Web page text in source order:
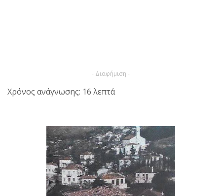
- Διαφήμιση -
Χρόνος ανάγνωσης: 16 λεπτά